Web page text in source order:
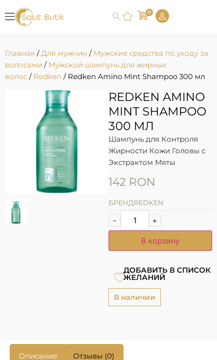
0
Главная /Для мужчин / Мужские средства по уходу за
волосами / Мужской шампунь для жирных
волос / Redken / Redken Amino Mint Shampoo 300 мл
REDKEN AMINO
MINT SHAMPOO
300 МЛ
Шампунь для Контроля
Жирности Кожи Головы с
Экстрактом Мяты
142 RON
БРЕНДREDKEN
- +
В корзину
ДОБАВИТЬ В СПИСОК
ЖЕЛАНИЙ
В наличии
Описание Отзывы (0)